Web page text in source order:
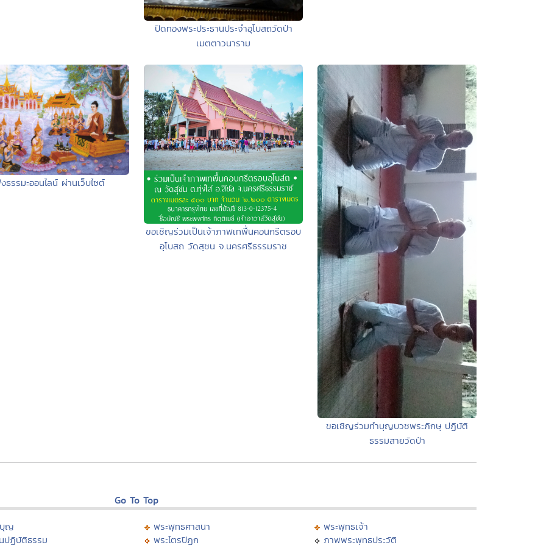
ปิดทองพระประธานประจำอุโบสถวัดป่า
เมตตาวนาราม
ธรรมะออนไลน์ ผ่านเว็บไซต์
ขอเชิญร่วมเป็นเจ้าภาพเทพื้นคอนกรีตรอบ
อุโบสถ วัดสุชน จ.นครศรีธรรมราช
ขอเชิญร่วมทำบุญบวชพระภิกษุ ปฏิบัติ
ธรรมสายวัดป่า
Go To Top
ญ
ปฏิบัติธรรม
พระพุทธศาสนา
พระไตรปิฏก
พระพุทธเจ้า
ภาพพระพุทธประวัติ